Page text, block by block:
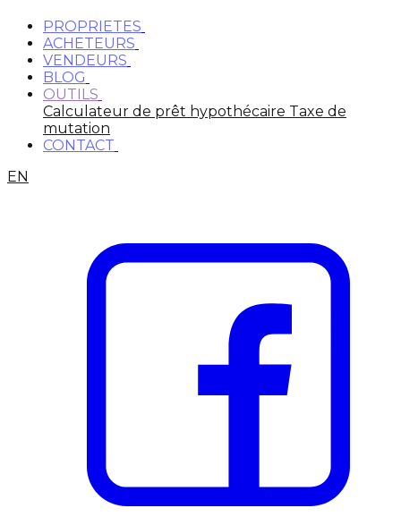
PROPRIETES
ACHETEURS
VENDEURS
BLOG
OUTILS
Calculateur de prêt hypothécaire Taxe de
mutation
CONTACT
EN